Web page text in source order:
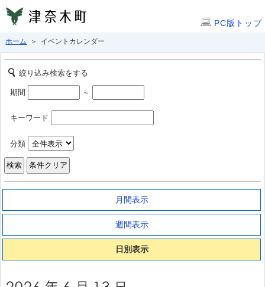
PC版トップ
ホーム ＞ イベントカレンダー
絞り込み検索をする
期間 ～
キーワード
分類
月間表示
週間表示
日別表示